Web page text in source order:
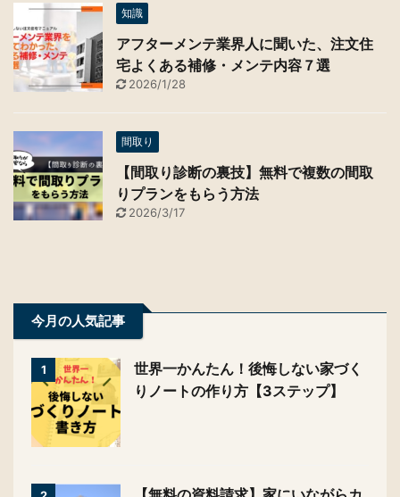
【正直レビュー】ハーマンのガスコンロ
「+do(プラスドゥ)」の口コミ
2026/7/31
アフターメンテ業界人に聞いた、注文住
宅よくある補修・メンテ内容７選
2026/1/28
2026/3/17
今月の人気記事
くりノートの作り方【3ステッ